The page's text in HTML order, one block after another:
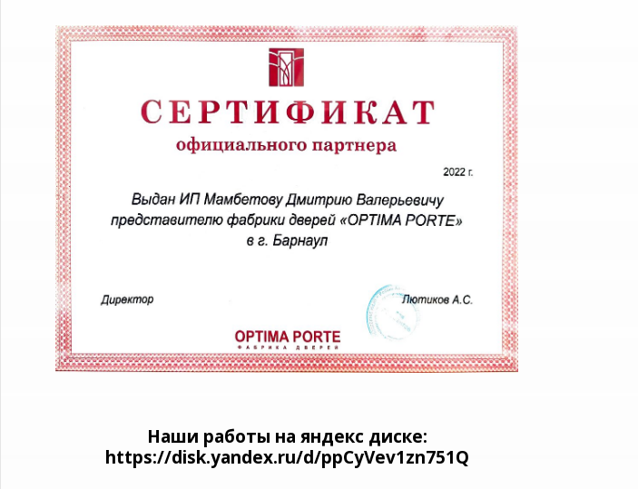
Наши работы на яндекс диске:
https://disk.yandex.ru/d/ppCyVev1zn751Q